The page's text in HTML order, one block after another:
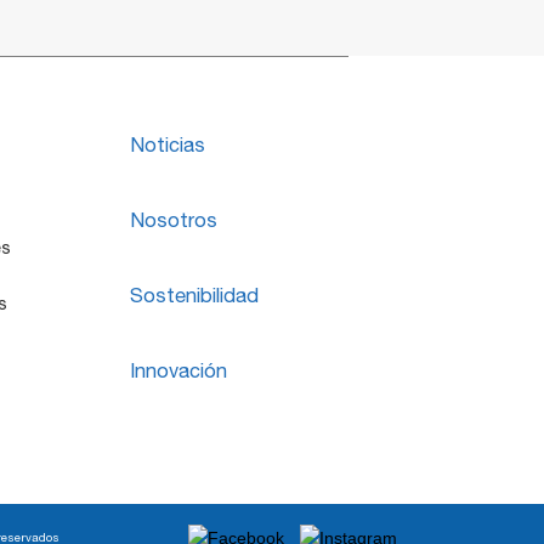
Noticias
Nosotros
Sostenibilidad
Innovación